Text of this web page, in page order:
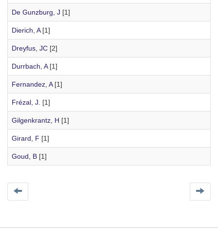
De Gunzburg, J [1]
Dierich, A[1]
Dreyfus, JC [2]
Durrbach, A[1]
Fernandez, A[1]
Frézal, J. [1]
Gilgenkrantz, H [1]
Girard, F [1]
Goud, B [1]